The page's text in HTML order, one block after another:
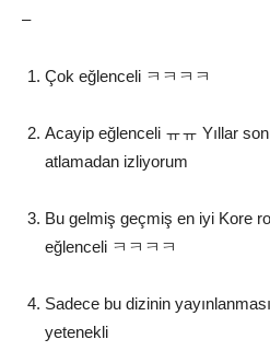
–
Çok eğlenceli ㅋㅋㅋㅋ
Acayip eğlenceli ㅠㅠ Yıllar
atlamadan izliyorum
Bu gelmiş geçmiş en iyi Kore
eğlenceli ㅋㅋㅋㅋ
Sadece bu dizinin
yetenekli